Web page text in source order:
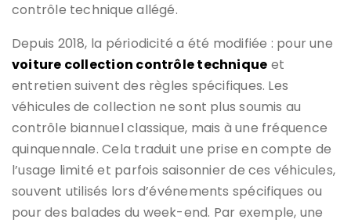
contrôle technique allégé.
Depuis 2018, la périodicité a été modifiée : pour une
voiture collection contrôle technique et
entretien suivent des règles spécifiques. Les
véhicules de collection ne sont plus soumis au
contrôle biannuel classique, mais à une fréquence
quinquennale. Cela traduit une prise en compte de
l’usage limité et parfois saisonnier de ces véhicules,
souvent utilisés lors d’événements spécifiques ou
pour des balades du week-end. Par exemple, une